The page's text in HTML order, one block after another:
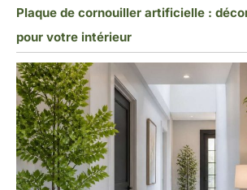
Plaque de cornouiller artificielle :
pour votre intérieur